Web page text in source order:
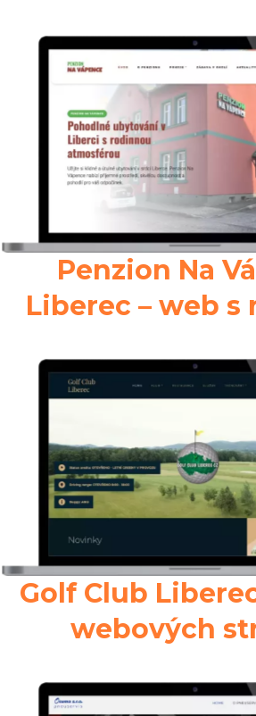
Penzion Na
Liberec – web s
Golf Club
webových